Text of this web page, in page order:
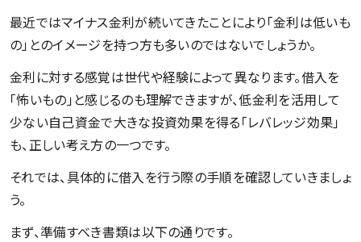
最近ではマイナス金利が続いてきたことにより「金利は低いも
の」とのイメージを持つ方も多いのではないでしょうか。
金利に対する感覚は世代や経験によって異なります。借入を
「怖いもの」と感じるのも理解できますが、低金利を活用して
少ない自己資金で大きな投資効果を得る「レバレッジ効果」
も、正しい考え方の一つです。
それでは、具体的に借入を行う際の手順を確認していきましょ
う。
まず、準備すべき書類は以下の通りです。